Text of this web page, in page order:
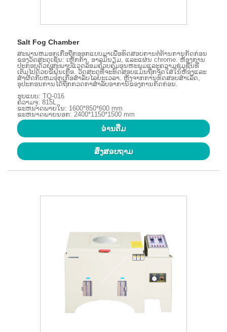
Salt Fog Chamber
ສະພານຫມອກເກືອຖືກອອກແບບມາເພື່ອທົດສອບການຕໍ່ຕ້ານການກັດກ່ອນ
ຂອງວັດສະດຸເຊັ່ນ: ເຫຼັກກ້າ, ອາລູມິນຽມ, ແລະແຜ່ນ chrome. ຫ້ອງການ
ປະກອບດ້ວຍສະພາບແວດລ້ອມຄວບຄຸມອຸນຫະພູມແລະຄວາມຊຸ່ມຊື່ນທີ່
ເຕັມໄປດ້ວຍຂີ້ຝຸ່ນເກືອ. ວັດສະດຸທີ່ຈະທົດສອບແມ່ນຖືກຈັດໃສ່ໃນຫ້ອງແລະ
ສໍາຜັດກັບຫມອກເກືອສໍາລັບໄລຍະເວລາ. ຫຼັງຈາກການທົດສອບສໍາເລັດ,
ອຸປະກອນການໄດ້ຖືກກວດກາສໍາລັບອາການຂອງການກັດກ່ອນ.
ຮູບແບບ: TQ-016
ຄວາມຈຸ: 815L
ຂະຫນາດພາຍໃນ: 1600*850*600 mm
ຂະຫນາດພາຍນອກ: 2400*1150*1500 mm
ອ່ານ​ຕື່ມ
ສົ່ງສອບຖາມ